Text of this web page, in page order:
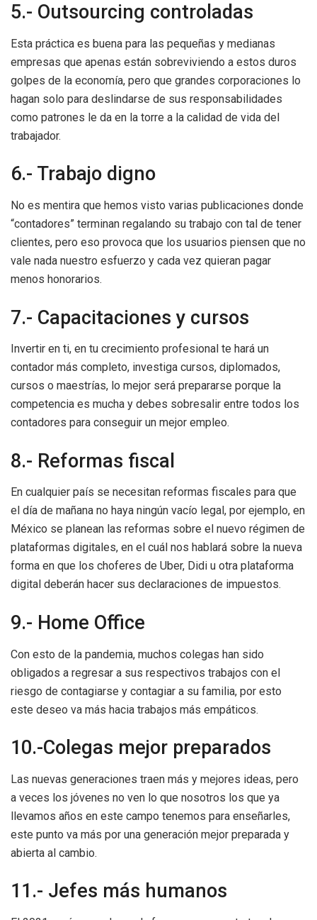
5.- Outsourcing controladas
Esta práctica es buena para las pequeñas y medianas
empresas que apenas están sobreviviendo a estos duros
golpes de la economía, pero que grandes corporaciones lo
hagan solo para deslindarse de sus responsabilidades
como patrones le da en la torre a la calidad de vida del
trabajador.
6.- Trabajo digno
No es mentira que hemos visto varias publicaciones donde
“contadores” terminan regalando su trabajo con tal de tener
clientes, pero eso provoca que los usuarios piensen que no
vale nada nuestro esfuerzo y cada vez quieran pagar
menos honorarios.
7.- Capacitaciones y cursos
Invertir en ti, en tu crecimiento profesional te hará un
contador más completo, investiga cursos, diplomados,
cursos o maestrías, lo mejor será prepararse porque la
competencia es mucha y debes sobresalir entre todos los
contadores para conseguir un mejor empleo.
8.- Reformas fiscal
En cualquier país se necesitan reformas fiscales para que
el día de mañana no haya ningún vacío legal, por ejemplo, en
México se planean las reformas sobre el nuevo régimen de
plataformas digitales, en el cuál nos hablará sobre la nueva
forma en que los choferes de Uber, Didi u otra plataforma
digital deberán hacer sus declaraciones de impuestos.
9.- Home Office
Con esto de la pandemia, muchos colegas han sido
obligados a regresar a sus respectivos trabajos con el
riesgo de contagiarse y contagiar a su familia, por esto
este deseo va más hacia trabajos más empáticos.
10.-Colegas mejor preparados
Las nuevas generaciones traen más y mejores ideas, pero
a veces los jóvenes no ven lo que nosotros los que ya
llevamos años en este campo tenemos para enseñarles,
este punto va más por una generación mejor preparada y
abierta al cambio.
11.- Jefes más humanos